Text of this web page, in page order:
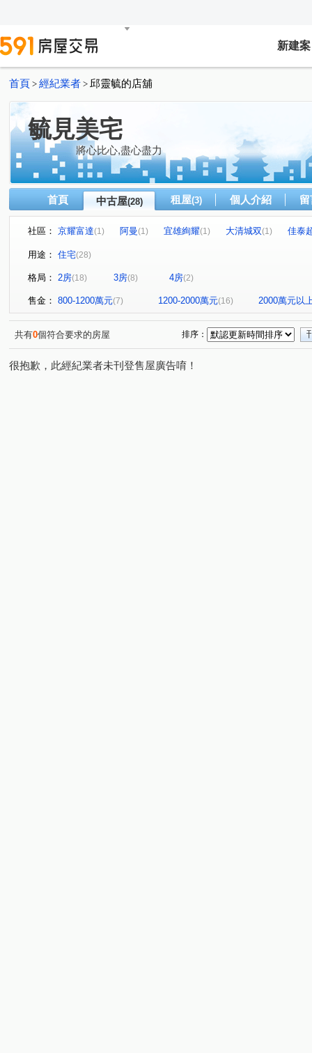
新建案
首頁 > 經紀業者 > 邱靈毓的店舖
毓見美宅
將心比心,盡心盡力
首頁 中古屋(28) 租屋(3) 個人介紹
社區： 京耀富達(1) 阿曼(1) 宜雄絢耀(1) 大清城双(1)
佳泰
富宇東方悅
桃大真(1) 竹風青庭 丰城秀景
大清SUPER(1) (1) 站前新鋭(1) 盛竑時代(1)
松義路(2) 松勇路(1) 松信路(2) 永昌路(1)
領航北路
松智二街(1) 永泰路 (1) 福恩路一段(1)
領
青雲路(1) 松義二街(1) 高鐵南路一段(1) 領航北路一段
春德路(1) 高鐵站前東路二段(1)
用途： 住宅(28)
格局： 2房(18) 3房(8) 4房(2)
售金： 800-1200萬元(7) 1200-2000萬元(16) 2000萬元以
共有0個符合要求的房屋 排序：
很抱歉，此經紀業者未刊登售屋廣告唷！